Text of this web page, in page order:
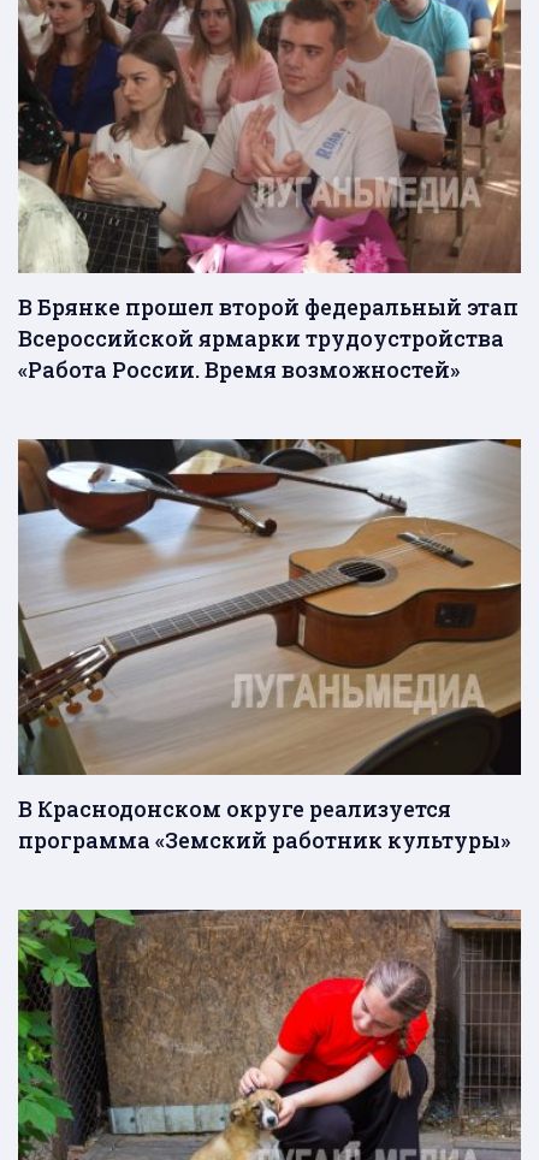
В Брянке прошел второй федеральный этап
Всероссийской ярмарки трудоустройства
«Работа России. Время возможностей»
В Краснодонском округе реализуется
программа «Земский работник культуры»